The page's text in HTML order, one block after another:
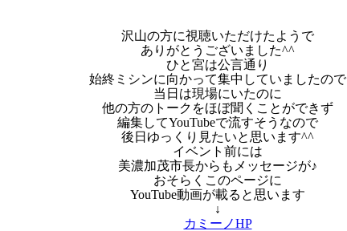
沢山の方に視聴いただけたようで
ありがとうございました^^
ひと宮は公言通り
始終ミシンに向かって集中していましたので
当日は現場にいたのに
他の方のトークをほぼ聞くことができず
編集してYouTubeで流すそうなので
後日ゆっくり見たいと思います^^
イベント前には
美濃加茂市長からもメッセージが♪
おそらくこのページに
YouTube動画が載ると思います
↓
カミーノHP